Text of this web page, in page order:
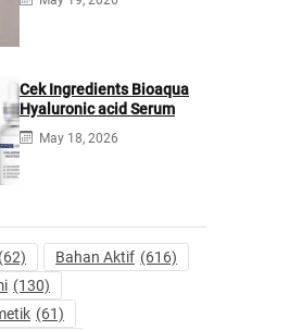
Cek Ingredients Bioaqua
Hyaluronic acid Serum
May 18, 2026
(62) Bahan Aktif (616)
(130)
(61)